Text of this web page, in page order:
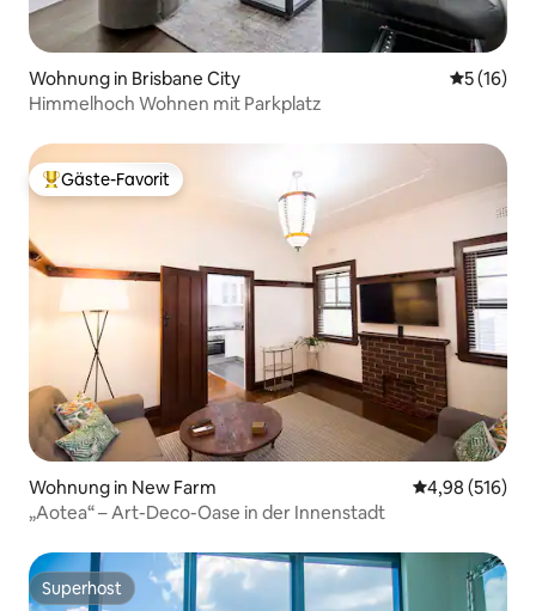
Wohnung in Brisbane City
5 (16)
Himmelhoch Wohnen mit Parkplatz
Beliebter Gäste-Favorit.
Gäste-Favorit
Wohnung in New Farm
4,98 (516)
„Aotea“ – Art-Deco-Oase in der Innenstadt
Superhost
Superhost